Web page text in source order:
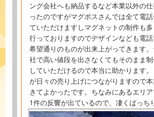
ング会社へも納品するなど本業以外の
ったのですがマグポスさんでは全て電
ていただけますしマグネットの制作も
行っておりますのでデザインなども電
希望通りのものが出来上がってきます
社で高い値段を出さなくてもそのまま
していただけるので本当に助かります
が日々の売り上げにつながりますので
きてよかったです。ちなみにあるエリ
1件の反響が出ているので、凄くばっち